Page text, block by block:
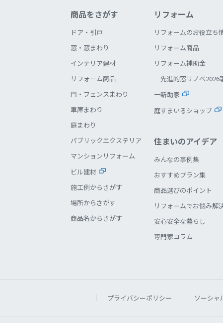
商品をさがす
ドア・引戸
窓・窓まわり
インテリア建材
リフォーム商品
門・フェンスまわり
車庫まわり
庭まわり
パブリックエクステリア
マンションリフォーム
ビル建材
施工例からさがす
場所からさがす
商品名からさがす
リフォーム
リフォームのお役立ち
リフォーム商品
リフォーム補助金
先進的窓リノベ2026
一新助家
庭すまいるショップ
住まいのアイデア
みんなの事例集
おすすめプラン集
商品選びのポイント
リフォームでお悩み解
安心安全な暮らし
専門家コラム
プライバシーポリシー ソーシャ